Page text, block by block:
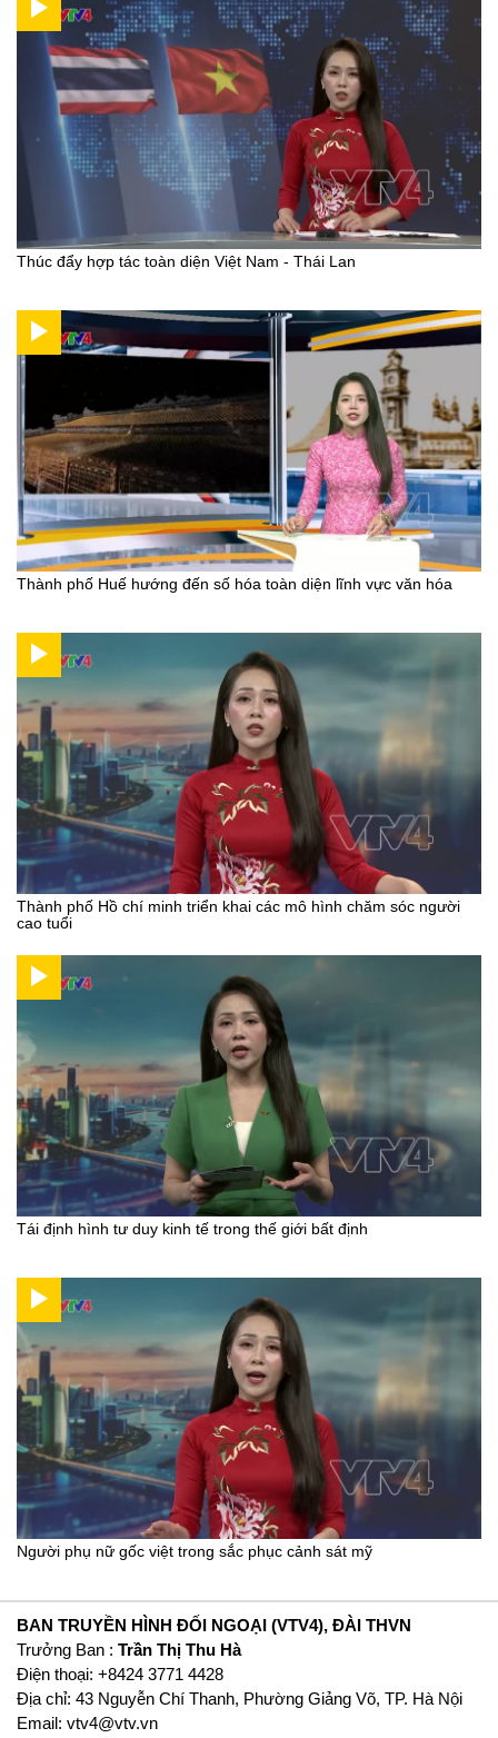
Thúc đẩy hợp tác toàn diện Việt Nam - Thái Lan
Thành phố Huế hướng đến số hóa toàn diện lĩnh vực văn hóa
Thành phố Hồ chí minh triển khai các mô hình chăm sóc người
cao tuổi
Tái định hình tư duy kinh tế trong thế giới bất định
Người phụ nữ gốc việt trong sắc phục cảnh sát mỹ
BAN TRUYỀN HÌNH ĐỐI NGOẠI (VTV4), ĐÀI THVN
Trưởng Ban : Trần Thị Thu Hà
Ðiện thoại: +8424 3771 4428
Địa chỉ: 43 Nguyễn Chí Thanh, Phường Giảng Võ, TP. Hà Nội
Email: vtv4@vtv.vn